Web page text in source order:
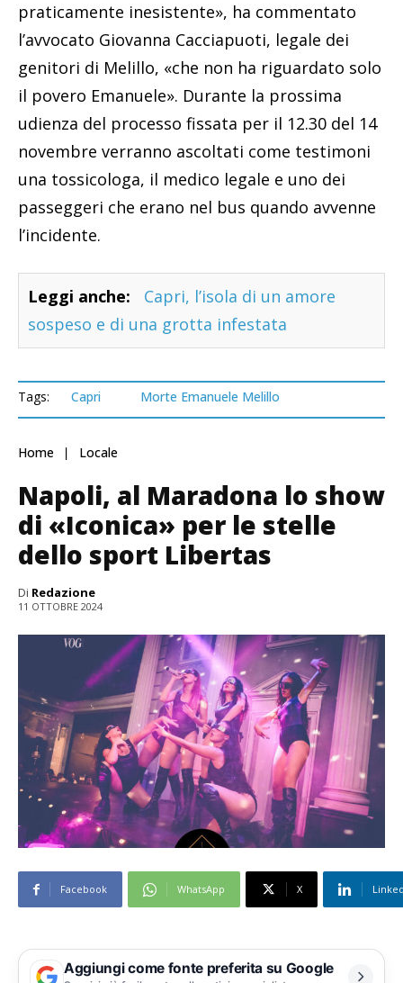
praticamente inesistente», ha commentato
l’avvocato Giovanna Cacciapuoti, legale dei
genitori di Melillo, «che non ha riguardato solo
il povero Emanuele». Durante la prossima
udienza del processo fissata per il 12.30 del 14
novembre verranno ascoltati come testimoni
una tossicologa, il medico legale e uno dei
passeggeri che erano nel bus quando avvenne
l’incidente.
Leggi anche:
Capri, l’isola di un amore
sospeso e di una grotta infestata
Tags: Capri Morte Emanuele Melillo
Home Locale
Napoli, al Maradona lo show
di «Iconica» per le stelle
dello sport Libertas
Di Redazione
11 OTTOBRE 2024
Facebook WhatsApp X
Aggiungi come fonte preferita su Google